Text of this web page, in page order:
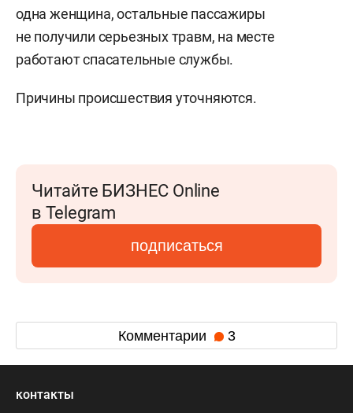
одна женщина, остальные пассажиры
не получили серьезных травм, на месте
работают спасательные службы.
Причины происшествия уточняются.
Читайте БИЗНЕС Online
в Telegram
подписаться
Комментарии 3
контакты